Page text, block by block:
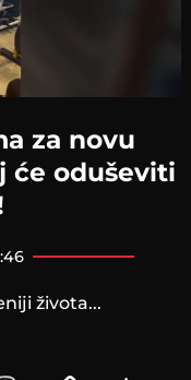
za novu
će oduševiti
života...